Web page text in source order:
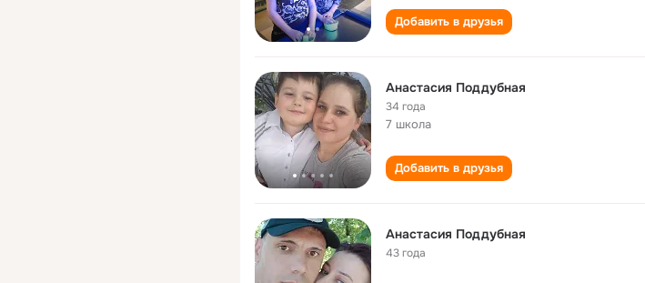
Добавить в друзья
Анастасия Поддубная
34 года
7 школа
Добавить в друзья
Анастасия Поддубная
43 года